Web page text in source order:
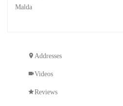
Malda
Addresses
Videos
Reviews